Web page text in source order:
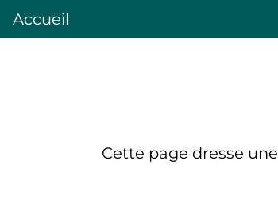
Accueil
Cette page dresse une